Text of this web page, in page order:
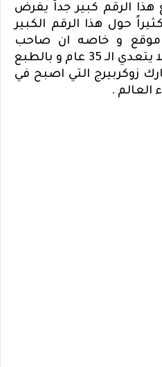
الرقم كبير جداً يفرض
حول هذا الرقم الكبير
موقع و خاصه ان صاحب
الفيس بوك شاب عمره لا يتعدي الـ 35 عام و بالطبع
زوكربيرج التي اصبح في